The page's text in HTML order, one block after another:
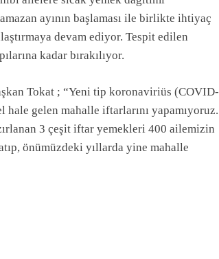
ayının başlaması ile birlikte ihtiyaç
devam ediyor. Tespit edilen
kadar bırakılıyor.
Tokat ; “Yeni tip koronaviriüs (COVID-
gelen mahalle iftarlarını yapamıyoruz.
3 çeşit iftar yemekleri 400 ailemizin
önümüzdeki yıllarda yine mahalle